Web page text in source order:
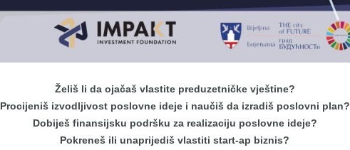
Želiš li da ojačaš vlastite preduzetničke vještine?
Procijeniš izvodljivost poslovne ideje i naučiš da izradiš poslovni plan?
Dobiješ finansijsku podršku za realizaciju poslovne ideje?
Pokreneš ili unaprijediš vlastiti start-ap biznis?